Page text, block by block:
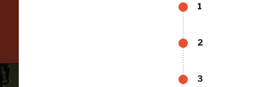
1
2
3
Scopri tutte le opportunità riservate agli iscritti